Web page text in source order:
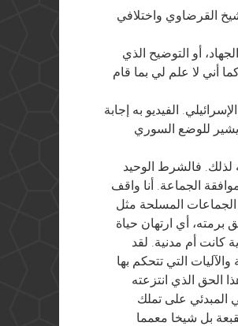
القرضاوي واختلافي
أو التوضيح الذي
كما أني لا علم لي بما قام
الفيديو به إجابة
للوضع السوري
لذلك. فالشرط الوحيد
الجماعة. أنا واقف
الجماعات المسلحة مثل
برمته، أي ارتهان حياة
كانت أم مدنية. لقد
التي تتحكم بها
الحق الذي انتزعته
المبدئي على تملك